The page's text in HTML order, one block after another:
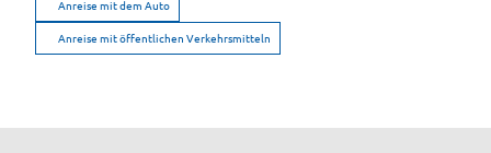
Anreise mit dem Auto
Anreise mit öffentlichen Verkehrsmitteln